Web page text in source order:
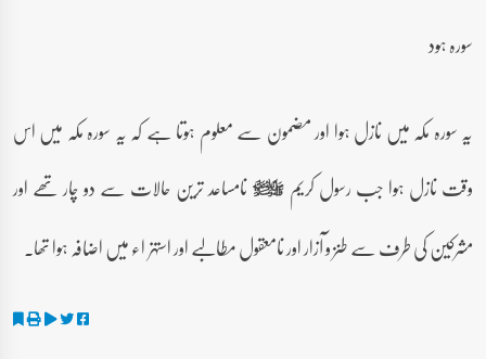
سورہ ہود
یہ سورہ مکہ میں نازل ہوا اور مضمون سے معلوم ہوتا ہے کہ یہ سورہ مکہ میں اس
وقت نازل ہوا جب رسول کریم صلى‌الله‌عليه‌وآله‌وسلم نامساعد ترین حالات سے دو چار تھے اور
مشرکین کی طرف سے طنز و آزار اور نامعقول مطالبے اور استہزاء میں اضافہ ہوا تھا۔